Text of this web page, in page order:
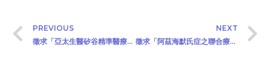
PREVIOUS
徵求「亞太生醫矽谷精準醫療旗艦計畫」產學合作廠商(2018/11/26)
NEXT
徵求「阿茲海默氏症之聯合療法」計畫產學合作廠商(2018/11/30)